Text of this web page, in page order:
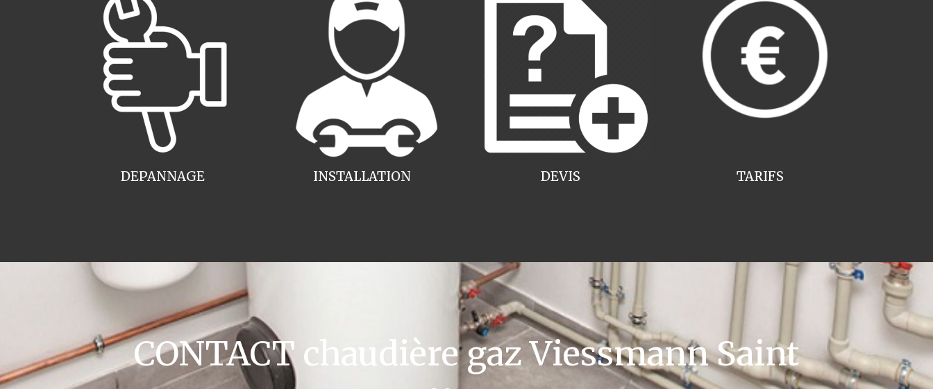
INSTALLATION
DEPANNAGE TARIFS
DEVIS
CONTACT chaudière gaz Viessmann Saint